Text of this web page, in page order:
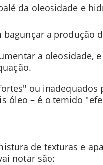
da oleosidade e
a produção
a oleosidade,
ou inadequados
óleo – é o temido
de texturas e
notar são: